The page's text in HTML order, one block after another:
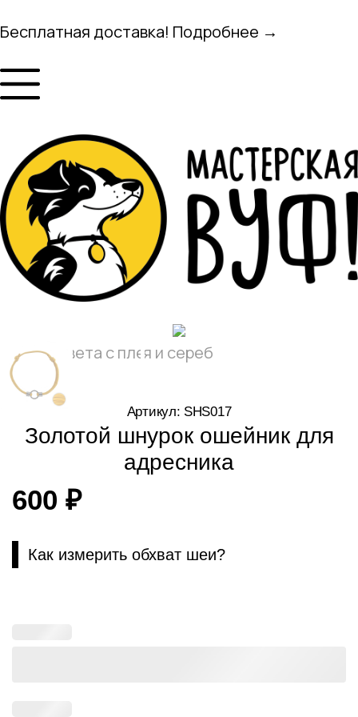
Бесплатная доставка! Подробнее →
Артикул: SHS017
Золотой шнурок ошейник для
адресника
600 ₽
Как измерить обхват шеи?